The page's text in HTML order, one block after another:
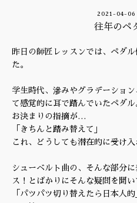
2021-04-06
往年のペ
昨日の師匠レッスンでは、ペダ
た。
学生時代、滲みやグラデーショ
て感覚的に耳で踏んでいたペダ
お決まりの指摘が…
「きちんと踏み替えて」
これ、どうしても潜在的に受け入
シューベルト曲の、そんな部分
ス！とばかりにそんな疑問を聞い
「パツパツ切り替えたら日本人的